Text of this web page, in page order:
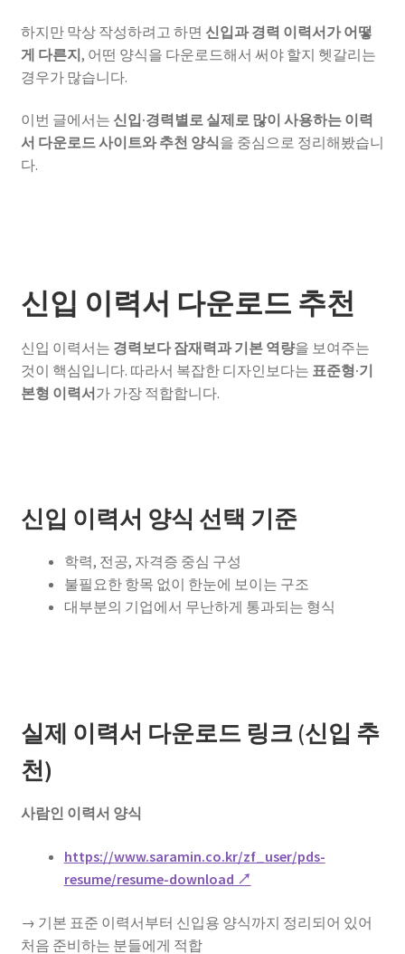
하지만 막상 작성하려고 하면 신입과 경력 이력서가 어떻
게 다른지, 어떤 양식을 다운로드해서 써야 할지 헷갈리는
경우가 많습니다.
이번 글에서는 신입·경력별로 실제로 많이 사용하는 이력
서 다운로드 사이트와 추천 양식을 중심으로 정리해봤습니
다.
신입 이력서 다운로드 추천
신입 이력서는 경력보다 잠재력과 기본 역량을 보여주는
것이 핵심입니다. 따라서 복잡한 디자인보다는 표준형·기
본형 이력서가 가장 적합합니다.
신입 이력서 양식 선택 기준
학력, 전공, 자격증 중심 구성
불필요한 항목 없이 한눈에 보이는 구조
대부분의 기업에서 무난하게 통과되는 형식
실제 이력서 다운로드 링크 (신입 추
천)
사람인 이력서 양식
https://www.saramin.co.kr/zf_user/pds-
resume/resume-download ↗
→ 기본 표준 이력서부터 신입용 양식까지 정리되어 있어
처음 준비하는 분들에게 적합